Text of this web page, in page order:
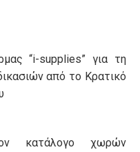
“i-supplies” για τη
από το Κρατικό
κατάλογο χωρών